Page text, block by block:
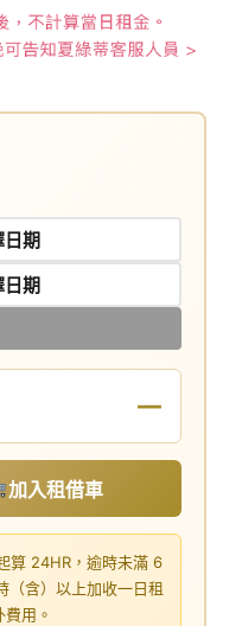
—
加入租借車
算 24HR，逾時未滿 6
（含）以上加收一日租
用。